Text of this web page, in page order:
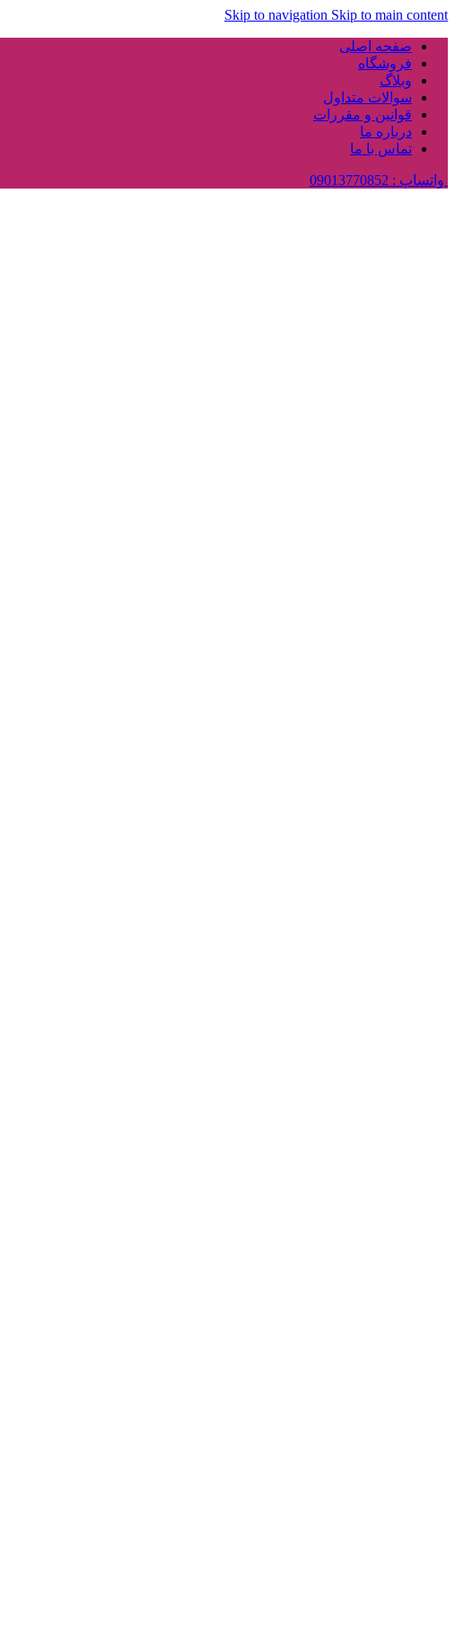
Skip to navigation Skip to main content
صفحه اصلی
فروشگاه
وبلاگ
سوالات متداول
قوانین و مقررات
درباره ما
تماس با ما
واتساپ : 09013770852